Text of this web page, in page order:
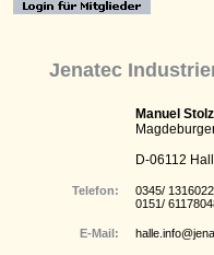
Jenatec
Manuel
D-06112
Telefon:
0345/
0151/
E-Mail: